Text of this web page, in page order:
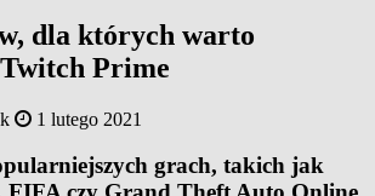
dla których warto
Prime
1 lutego 2021
grach, takich jak